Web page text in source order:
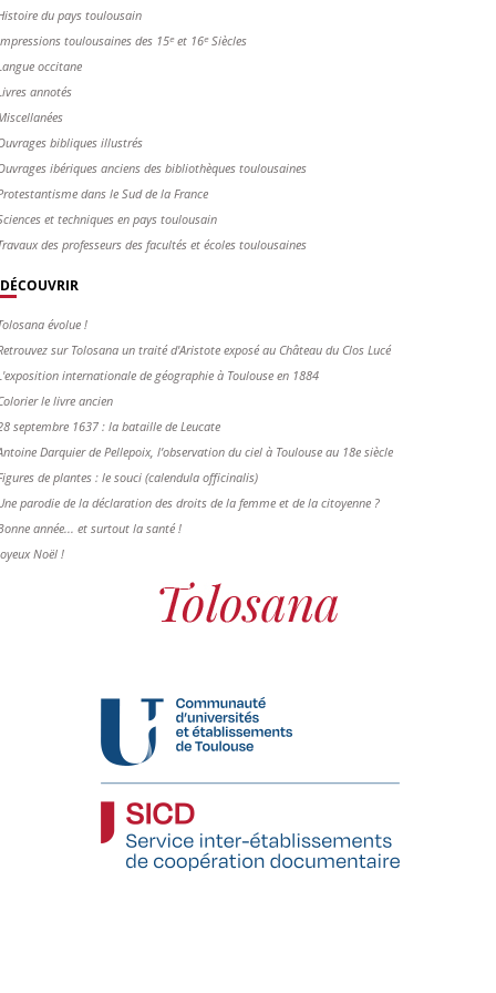
du pays toulousain
toulousaines des 15ᵉ et 16ᵉ Siècles
occitane
annotés
bibliques illustrés
ibériques anciens des bibliothèques toulousaines
dans le Sud de la France
et techniques en pays toulousain
des professeurs des facultés et écoles toulousaines
DÉCOUVRIR
évolue !
sur Tolosana un traité d'Aristote exposé au Château du Clos Lucé
internationale de géographie à Toulouse en 1884
le livre ancien
septembre 1637 : la bataille de Leucate
Darquier de Pellepoix, l’observation du ciel à Toulouse au 18e siècle
de plantes : le souci (calendula officinalis)
parodie de la déclaration des droits de la femme et de la citoyenne ?
année... et surtout la santé !
Noël !